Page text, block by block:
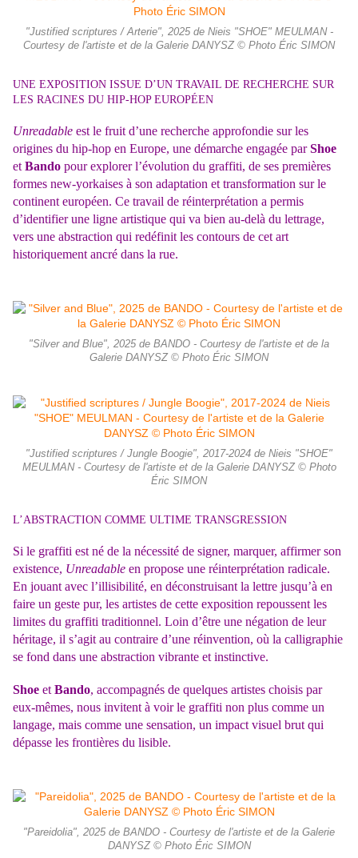
"Justified scriptures / Arterie", 2025 de Nieis "SHOE" MEULMAN -
Courtesy de l'artiste et de la Galerie DANYSZ © Photo Éric SIMON
UNE EXPOSITION ISSUE D’UN TRAVAIL DE RECHERCHE SUR
LES RACINES DU HIP-HOP EUROPÉEN
Unreadable est le fruit d’une recherche approfondie sur les
origines du hip-hop en Europe, une démarche engagée parShoe
et Bando pour explorer l’évolution du graffiti, de ses premières
formes new-yorkaises à son adaptation et transformation sur le
continent européen. Ce travail de réinterprétation a permis
d’identifier une ligne artistique qui va bien au-delà du lettrage,
vers une abstraction qui redéfinit les contours de cet art
historiquement ancré dans la rue.
"Silver and Blue", 2025 de BANDO - Courtesy de l'artiste et de la
Galerie DANYSZ © Photo Éric SIMON
"Justified scriptures / Jungle Boogie", 2017-2024 de Nieis "SHOE"
MEULMAN - Courtesy de l'artiste et de la Galerie DANYSZ © Photo
Éric SIMON
L’ABSTRACTION COMME ULTIME TRANSGRESSION
Si le graffiti est né de la nécessité de signer, marquer, affirmer son
existence, Unreadable en propose une réinterprétation radicale.
En jouant avec l’illisibilité, en déconstruisant la lettre jusqu’à en
faire un geste pur, les artistes de cette exposition repoussent les
limites du graffiti traditionnel. Loin d’être une négation de leur
héritage, il s’agit au contraire d’une réinvention, où la calligraphie
se fond dans une abstraction vibrante et instinctive.
Shoe et Bando, accompagnés de quelques artistes choisis par
eux-mêmes, nous invitent à voir le graffiti non plus comme un
langage, mais comme une sensation, un impact visuel brut qui
dépasse les frontières du lisible.
"Pareidolia", 2025 de BANDO - Courtesy de l'artiste et de la Galerie
DANYSZ © Photo Éric SIMON